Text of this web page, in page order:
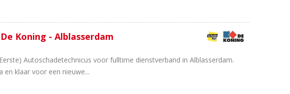
Koning - Alblasserdam
Autoschadetechnicus voor fulltime dienstverband in Alblasserdam.
en klaar voor een nieuwe...